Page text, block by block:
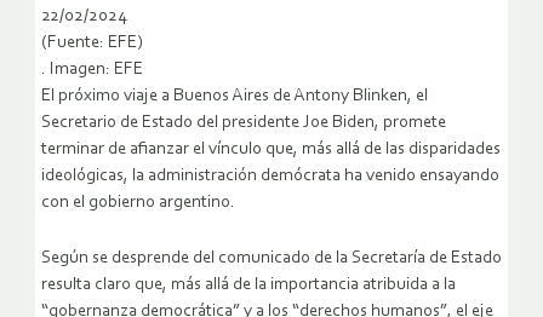
22/02/2024
(Fuente: EFE)
. Imagen: EFE
El próximo viaje a Buenos Aires de Antony Blinken, el
Secretario de Estado del presidente Joe Biden, promete
terminar de afianzar el vínculo que, más allá de las disparidades
ideológicas, la administración demócrata ha venido ensayando
con el gobierno argentino.
Según se desprende del comunicado de la Secretaría de Estado
resulta claro que, más allá de la importancia atribuida a la
“gobernanza democrática” y a los “derechos humanos”, el eje